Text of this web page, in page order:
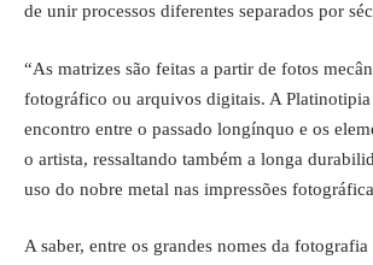
de unir processos diferentes separados por
“As matrizes são feitas a partir de fotos
fotográfico ou arquivos digitais. A Platinotipia
encontro entre o passado longínquo e os
o artista, ressaltando também a longa
uso do nobre metal nas impressões
A saber, entre os grandes nomes da